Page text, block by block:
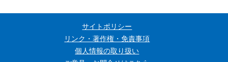
サイトポリシー
リンク・著作権・免責事項
個人情報の取り扱い